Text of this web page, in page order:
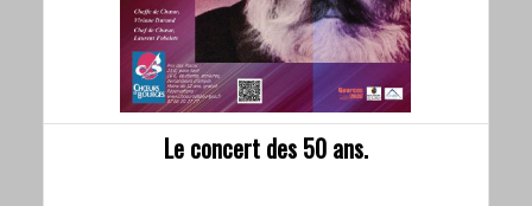
Le concert des 50 ans.